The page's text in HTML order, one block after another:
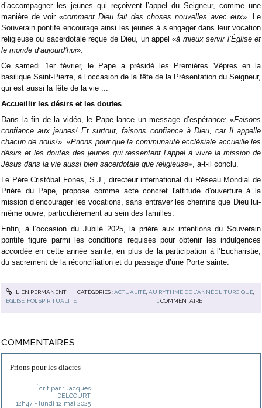
d’accompagner les jeunes qui reçoivent l’appel du Seigneur, comme une
manière de voir «comment Dieu fait des choses nouvelles avec eux». Le
Souverain pontife encourage ainsi les jeunes à s’engager dans leur vocation
religieuse ou sacerdotale reçue de Dieu, un appel «à mieux servir l’Église et
le monde d’aujourd’hui».
Ce samedi 1er février, le Pape a présidé les Premières Vêpres en la
basilique Saint-Pierre, à l’occasion de la fête de la Présentation du Seigneur,
qui est aussi la fête de la vie ...
Accueillir les désirs et les doutes
Dans la fin de la vidéo, le Pape lance un message d’espérance: «Faisons
confiance aux jeunes! Et surtout, faisons confiance à Dieu, car Il appelle
chacun de nous!». «Prions pour que la communauté ecclésiale accueille les
désirs et les doutes des jeunes qui ressentent l’appel à vivre la mission de
Jésus dans la vie aussi bien sacerdotale que religieuse», a-t-il conclu.
Le Père Cristóbal Fones, S.J., directeur international du Réseau Mondial de
Prière du Pape, propose comme acte concret l'attitude d'ouverture à la
mission d’encourager les vocations, sans entraver les chemins que Dieu lui-
même ouvre, particulièrement au sein des familles.
Enfin, à l’occasion du Jubilé 2025, la prière aux intentions du Souverain
pontife figure parmi les conditions requises pour obtenir les indulgences
accordée en cette année sainte, en plus de la participation à l’Eucharistie,
du sacrement de la réconciliation et du passage d’une Porte sainte.
LIEN PERMANENT CATÉGORIES :ACTUALITÉ, AU RYTHME DE L'ANNÉE LITURGIQUE,
EGLISE, FOI,SPIRITUALITÉ 1 COMMENTAIRE
COMMENTAIRES
Prions pour les diacres
Écrit par : Jacques
DELCOURT
12h47- lundi 12 mai 2025